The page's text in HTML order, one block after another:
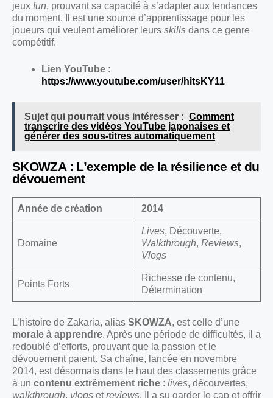
jeux fun, prouvant sa capacité à s’adapter aux tendances
du moment. Il est une source d’apprentissage pour les
joueurs qui veulent améliorer leurs skills dans ce genre
compétitif.
Lien YouTube :
https://www.youtube.com/user/hitsKY11
Sujet qui pourrait vous intéresser : Comment
transcrire des vidéos YouTube japonaises et
générer des sous-titres automatiquement
SKOWZA : L’exemple de la résilience et du
dévouement
Année de création 2014
Domaine
Lives, Découverte,
Walkthrough, Reviews,
Vlogs
Points Forts
Richesse de contenu,
Détermination
L’histoire de Zakaria, alias SKOWZA, est celle d’une
morale à apprendre. Après une période de difficultés, il a
redoublé d’efforts, prouvant que la passion et le
dévouement paient. Sa chaîne, lancée en novembre
2014, est désormais dans le haut des classements grâce
à un contenu extrêmement riche : lives, découvertes,
walkthrough, vlogs etreviews. Il a su garder le cap et offrir